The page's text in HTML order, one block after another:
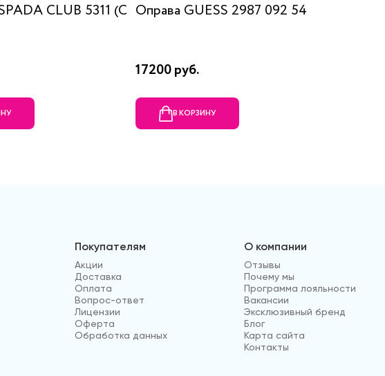
CLUB 5311 (C Оправа GUESS 2987 092 54
17200 руб.
В КОРЗИНУ
Покупателям
Акции
Доставка
Оплата
Вопрос-ответ
Лицензии
Оферта
Обработка данных
О компании
Отзывы
Почему мы
Программа лояльности
Вакансии
Эксклюзивный бренд
Блог
Карта сайта
Контакты